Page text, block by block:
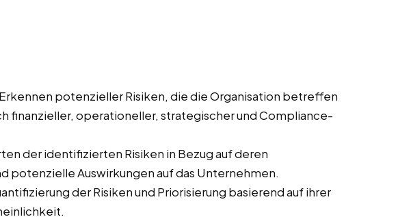
potenzieller Risiken, die die Organisation betreffen
finanzieller, operationeller, strategischer und Compliance-
der identifizierten Risiken in Bezug auf deren
potenzielle Auswirkungen auf das Unternehmen.
der Risiken und Priorisierung basierend auf ihrer